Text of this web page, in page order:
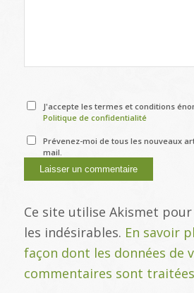
J'accepte les termes et conditions
Politique de confidentialité
Prévenez-moi de tous les nouveaux
mail.
Ce site utilise Akismet
les indésirables. En savoir
façon dont les données de
commentaires sont traitées